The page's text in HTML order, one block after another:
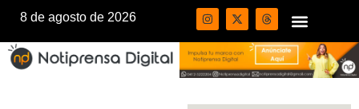
8 de agosto de 2026